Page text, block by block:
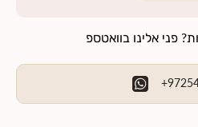
פני אלינו בוואטספ